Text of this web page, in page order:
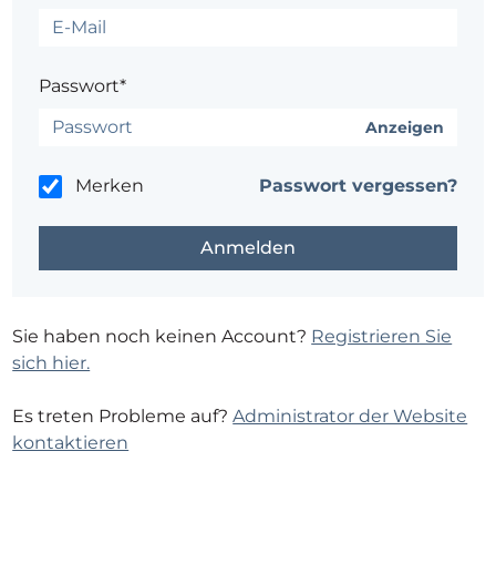
Passwort*
Anzeigen
Merken Passwort vergessen?
Sie haben noch keinen Account? Registrieren Sie
sich hier.
Es treten Probleme auf?Administrator der Website
kontaktieren